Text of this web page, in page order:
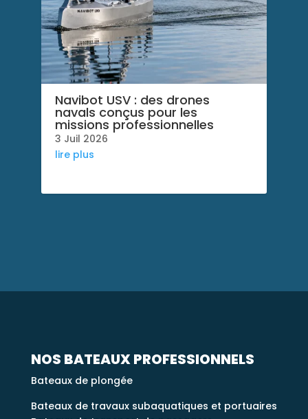
Navibot USV : des drones
navals conçus pour les
missions professionnelles
3 Juil 2026
lire plus
NOS BATEAUX PROFESSIONNELS
Bateaux de plongée
Bateaux de travaux subaquatiques et portuaires